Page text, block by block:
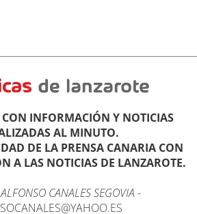
INFORMACIÓN Y NOTICIAS
AL MINUTO.
DE LA PRENSA CANARIA CON
A LAS NOTICIAS DE LANZAROTE.
CANALES SEGOVIA -